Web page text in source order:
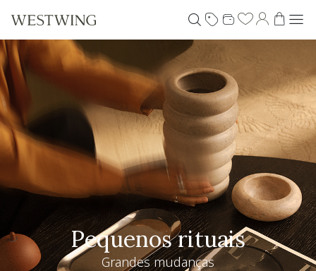
Pequenos rituais
Grandes mudanças